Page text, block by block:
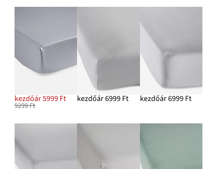
kezdőár 5999 Ft
9299 Ft
kezdőár 6999 Ft kezdőár 6999 Ft